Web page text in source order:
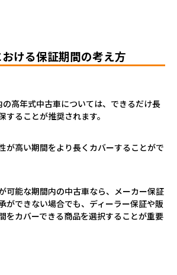
ける保証期間の考え方
の高年式中古車については、できるだけ長
することが推奨されます。
が高い期間をより長くカバーすることがで
可能な期間内の中古車なら、メーカー保証
ができない場合でも、ディーラー保証や販
をカバーできる商品を選択することが重要